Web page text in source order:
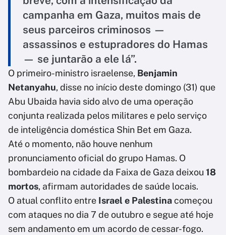
campanha em Gaza, muitos mais de
seus parceiros criminosos —
assassinos e estupradores do Hamas
— se juntarão a ele lá”.
O primeiro-ministro israelense, Benjamin
Netanyahu, disse no início deste domingo (31) que
Abu Ubaida havia sido alvo de uma operação
conjunta realizada pelos militares e pelo serviço
de inteligência doméstica Shin Bet em Gaza.
Até o momento, não houve nenhum
pronunciamento oficial do grupo Hamas. O
bombardeio na cidade da Faixa de Gaza deixou 18
mortos, afirmam autoridades de saúde locais.
O atual conflito entre Israel e Palestinacomeçou
com ataques no dia 7 de outubro e segue até hoje
sem andamento em um acordo de cessar-fogo.